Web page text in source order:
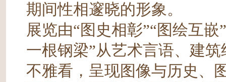
期间性相邃晓的形象。
展览由“图史相彰”“图绘互
一根钢梁”从艺术言语、建
不雅看，呈现图像与历史、